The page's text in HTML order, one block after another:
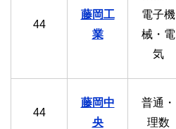
44
藤岡工
業
電子機
械・電
気
44
藤岡中
央
普通・
理数